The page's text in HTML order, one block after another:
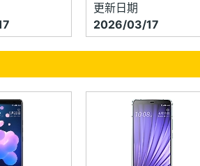
更新日期
2026/03/17